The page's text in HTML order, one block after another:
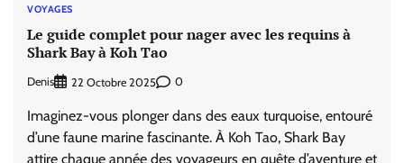
VOYAGES
Le guide complet pour nager avec les requins à
Shark Bay à Koh Tao
Denis 22 Octobre 2025 0
Imaginez-vous plonger dans des eaux turquoise, entouré
d’une faune marine fascinante. À Koh Tao, Shark Bay
attire chaque année des voyageurs en quête d’aventure et